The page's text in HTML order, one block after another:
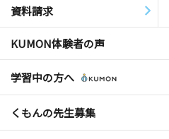
資料請求
KUMON体験者の声
学習中の方へ
くもんの先生募集